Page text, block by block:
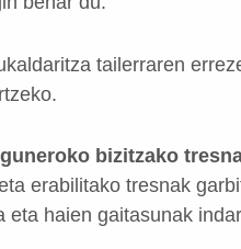
tailerraren
bizitzako
erabilitako tresnak
haien gaitasunak